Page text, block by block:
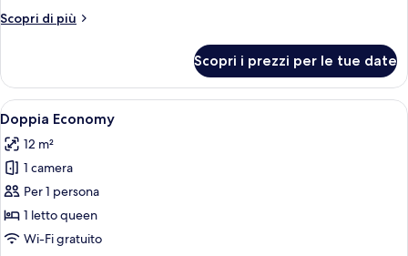
Scopri di più
Altri
Superior
Scopri i prezzi per le tue date
Apri
tutte
le
foto
per
Doppia
Economy
Una moderna camera d'albergo
6
Doppia Economy
12 m²
1 camera
Per 1 persona
1 letto queen
Wi-Fi gratuito